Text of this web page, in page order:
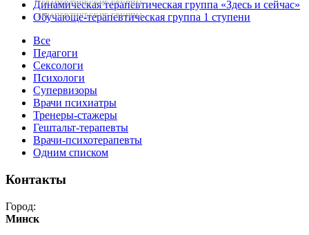
Динамическая терапевтическая группа «Здесь и сейчас»
ТЕРАПЕВТИЧЕСКИЕ ГРУППЫ
Обучающе-терапевтическая группа 1 ступени
ТЕРАПЕВТИЧЕСКИЕ ГРУППЫ
Все
Педагоги
Сексологи
Психологи
Супервизоры
Врачи психиатры
Тренеры-стажеры
Гештальт-терапевты
Врачи-психотерапевты
Одним списком
Контакты
Город:
Минск